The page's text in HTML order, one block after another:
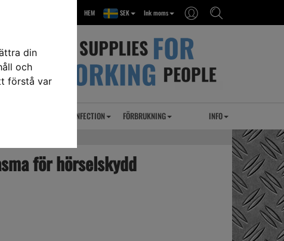
din
och
förstå var
Ink moms
SEK
HEM
UVC DESINFECTION FÖRBRUKNING INFO
för hörselskydd